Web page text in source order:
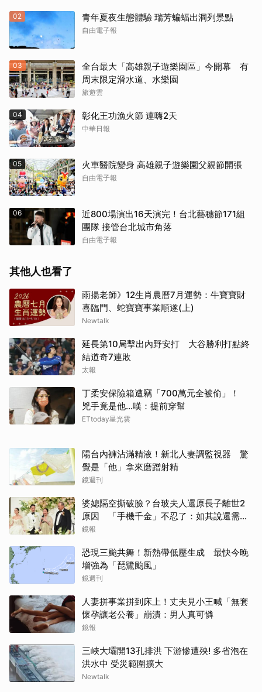
02 青年夏夜生態體驗 瑞芳蝙蝠出洞列景點
自由電子報
03
全台最大「高雄親子遊樂園區」今開幕 有
周末限定滑水道、水樂園
旅遊雲
04 彰化王功漁火節 連嗨2天
中華日報
05 火車醫院變身 高雄親子遊樂園父親節開張
自由電子報
06
近800場演出16天演完！台北藝穗節171組
團隊 接管台北城市角落
自由電子報
其他人也看了
雨揚老師》12生肖農曆7月運勢：牛寶寶財
喜臨門、蛇寶寶事業順遂(上)
Newtalk
延長第10局擊出內野安打 大谷勝利打點終
結道奇7連敗
太報
丁柔安保險箱遭竊「700萬元全被偷」！
兇手竟是他...嘆：提前穿幫
ETtoday星光雲
陽台內褲沾滿精液！新北人妻調監視器 驚
覺是「他」拿來磨蹭射精
鏡週刊
婆媳隔空撕破臉？台玻夫人還原長子離世2
原因 「手機千金」不忍了：如其說還需要
離開嗎？
鏡報
恐現三颱共舞！新熱帶低壓生成 最快今晚
增強為「琵鷺颱風」
鏡週刊
人妻拼事業拼到床上！丈夫見小王喊「無套
懷孕讓老公養」崩潰：男人真可憐
鏡報
三峽大壩開13孔排洪 下游慘遭殃! 多省泡在
洪水中 受災範圍擴大
Newtalk